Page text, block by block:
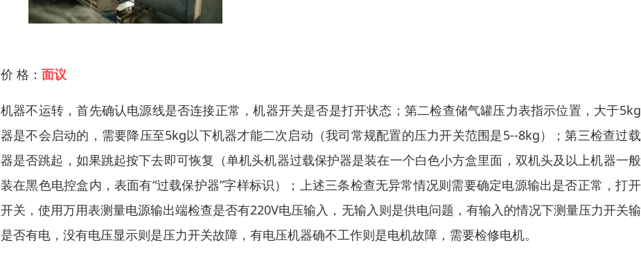
价 格： 面议
机器不运转，首先确认电源线是否连接正常，机器开关是否是打开状态；第二检查储气罐压力表指示位置，大于
器是不会启动的，需要降压至5kg以下机器才能二次启动（我司常规配置的压力开关范围是5--8kg）；第三检查过
器是否跳起，如果跳起按下去即可恢复（单机头机器过载保护器是装在一个白色小方盒里面，双机头及以上机器一
装在黑色电控盒内，表面有“过载保护器”字样标识）；上述三条检查无异常情况则需要确定电源输出是否正常，打
开关，使用万用表测量电源输出端检查是否有220V电压输入，无输入则是供电问题，有输入的情况下测量压力开关
是否有电，没有电压显示则是压力开关故障，有电压机器确不工作则是电机故障，需要检修电机。